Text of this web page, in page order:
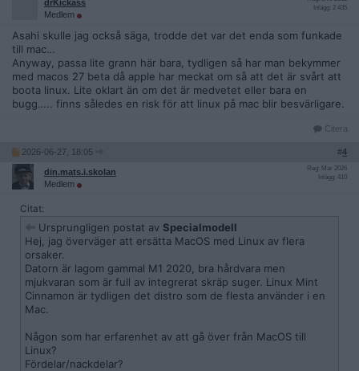
drKickass
Medlem
Inlägg: 2 435
Asahi skulle jag också säga, trodde det var det enda som funkade
till mac…
Anyway, passa lite grann här bara, tydligen så har man bekymmer
med macos 27 beta då apple har meckat om så att det är svårt att
boota linux. Lite oklart än om det är medvetet eller bara en
bugg….. finns således en risk för att linux på mac blir besvärligare.
Citera
2026-06-27, 18:05 #4
din.mats.i.skolan
Medlem
Reg: Mar 2026
Inlägg: 410
Citat:
Ursprungligen postat av Specialmodell
Hej, jag överväger att ersätta MacOS med Linux av flera
orsaker.
Datorn är lagom gammal M1 2020, bra hårdvara men
mjukvaran som är full av integrerat skräp suger. Linux Mint
Cinnamon är tydligen det distro som de flesta använder i en
Mac.
Någon som har erfarenhet av att gå över från MacOS till
Linux?
Fördelar/nackdelar?